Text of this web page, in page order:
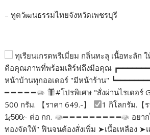
– ทูตวัฒนธรรมไทยจังหวัดเพชรบุรี
ทุเรียนเกรดพรีเมี่ยม กลิ่นทะลุ เนื้อทะลัก
คือคุณภาพที่พร้อมเสิร์ฟถึงมือคุณ
หน้าบ้านทุกออเดอร์ "มีหน้าร้าน"
━ ━ ━ ━ ━
#โปรพิเศษ "สั่งผ่านไรเดอร์
500 กรัม. 【ราคา 649.-】
1 กิโลกรัม.【
1̷,5̷0̷0̷.- ต่อ กก.
━ ━ ━ ━ ━ ━ ━ ━ ━
อยา
ทองจัดให้" ฟินจนต้องสั่งเพิ่ม ➤เนื้อเหลือง